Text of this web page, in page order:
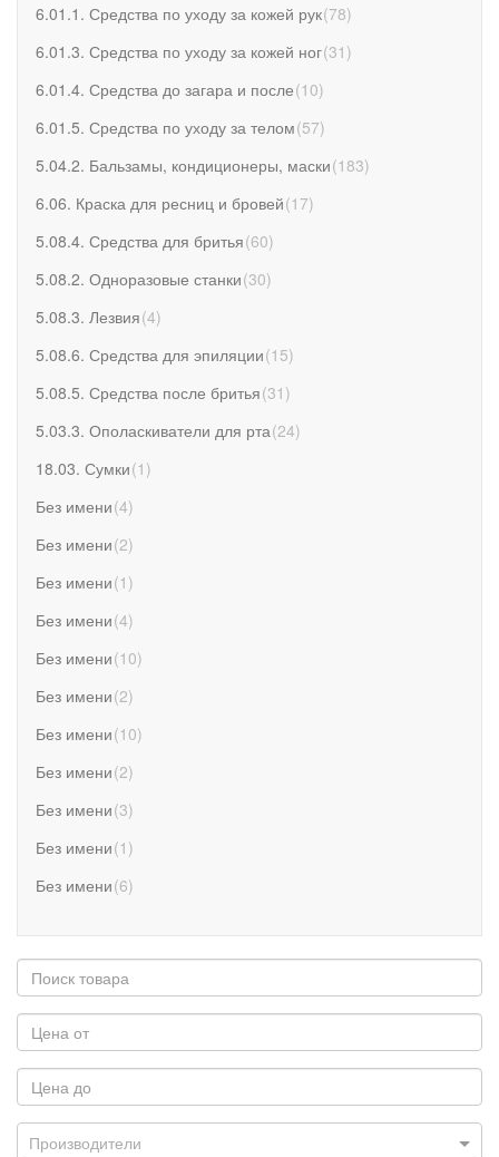
6.01.1. Средства по уходу за кожей рук(78)
6.01.3. Средства по уходу за кожей ног(31 )
6.01.4. Средства до загара и после(10)
6.01.5. Средства по уходу за телом(57)
5.04.2. Бальзамы, кондиционеры, маски(183)
6.06. Краска для ресниц и бровей(17)
5.08.4. Средства для бритья(60)
5.08.2. Одноразовые станки(30)
5.08.3. Лезвия(4)
5.08.6. Средства для эпиляции(15)
5.08.5. Средства после бритья(31 )
5.03.3. Ополаскиватели для рта(24)
18.03. Сумки(1 )
Без имени(4)
Без имени(2)
Без имени(1 )
Без имени(4)
Без имени(10)
Без имени(2)
Без имени(10)
Без имени(2)
Без имени(3)
Без имени(1 )
Без имени(6)
Производители